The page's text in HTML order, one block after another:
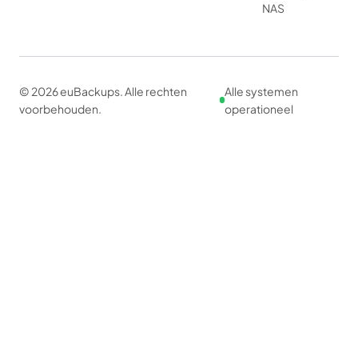
NAS
© 2026 euBackups. Alle rechten
voorbehouden.
Alle systemen
operationeel